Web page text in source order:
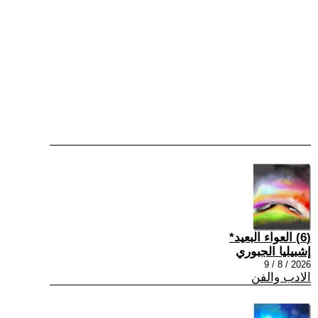
(6) العواء البعيد*
إشبيليا الجبوري
2026 / 8 / 9
الادب والفن